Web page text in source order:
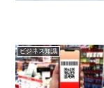
ビジネス知識